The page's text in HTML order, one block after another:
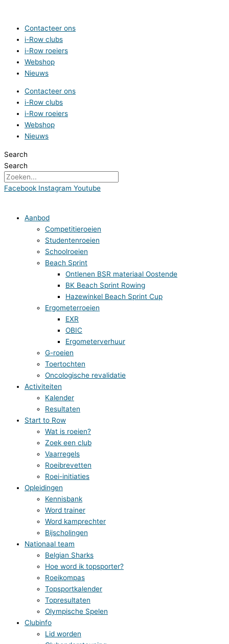
inhoud
Contacteer ons
i-Row clubs
i-Row roeiers
Webshop
Nieuws
Contacteer ons
i-Row clubs
i-Row roeiers
Webshop
Nieuws
Search
Search
Facebook Instagram Youtube
Aanbod
Competitieroeien
Studentenroeien
Schoolroeien
Beach Sprint
Ontlenen BSR materiaal Oostende
BK Beach Sprint Rowing
Hazewinkel Beach Sprint Cup
Ergometerroeien
EXR
OBIC
Ergometerverhuur
G-roeien
Toertochten
Oncologische revalidatie
Activiteiten
Kalender
Resultaten
Start to Row
Wat is roeien?
Zoek een club
Vaarregels
Roeibrevetten
Roei-initiaties
Opleidingen
Kennisbank
Word trainer
Word kamprechter
Bijscholingen
Nationaal team
Belgian Sharks
Hoe word ik topsporter?
Roeikompas
Topsportkalender
Topresultaten
Olympische Spelen
Clubinfo
Lid worden